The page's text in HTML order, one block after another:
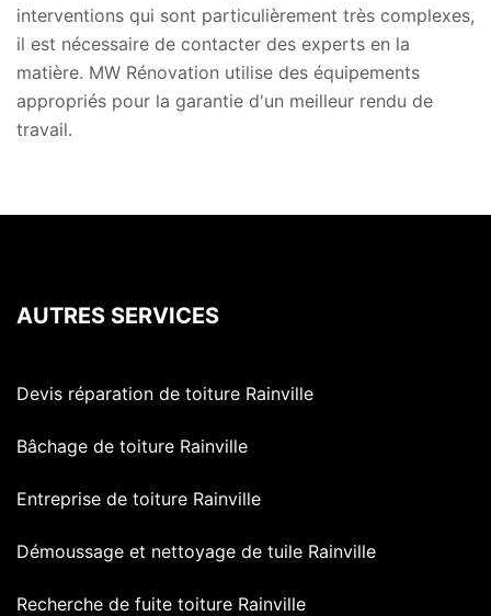
interventions qui sont particulièrement très complexes,
il est nécessaire de contacter des experts en la
matière. MW Rénovation utilise des équipements
appropriés pour la garantie d'un meilleur rendu de
travail.
AUTRES SERVICES
Devis réparation de toiture Rainville
Bâchage de toiture Rainville
Entreprise de toiture Rainville
Démoussage et nettoyage de tuile Rainville
Recherche de fuite toiture Rainville